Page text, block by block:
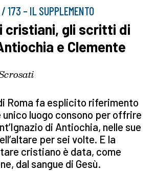
173 – IL SUPPLEMENTO
cristiani, gli scritti di
e Clemente
Roma fa esplicito riferimento
unico luogo consono per offrire
di Antiochia, nelle sue
per sei volte. E la
cristiano è data, come
dal sangue di Gesù.